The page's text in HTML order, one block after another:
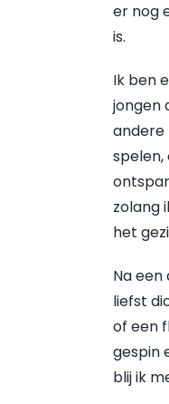
er nog
is.
Ik ben
jongen
andere
zolang
het
Na
liefst
of een
gespin
blij ik